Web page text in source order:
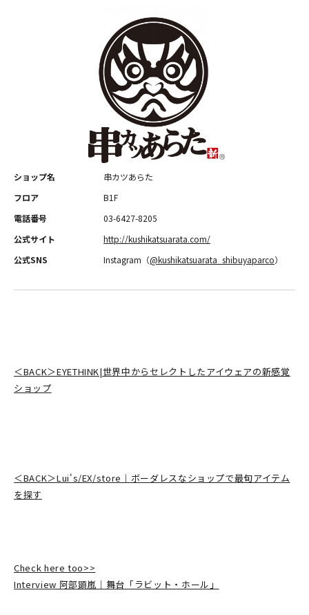
ショップ名
串カツあらた
フロア
B1F
電話番号
03-6427-8205
公式サイト
http://kushikatsuarata.com/
公式SNS
Instagram（@kushikatsuarata_shibuyaparco）
＜BACK＞EYETHINK|世界中からセレクトしたアイウェアの新感覚
ショップ
＜BACK＞Lui's/EX/store｜ボーダレスなショップで最旬アイテム
を探す
Check here too>>
Interview 阿部顕嵐｜舞台「ラビット・ホール」